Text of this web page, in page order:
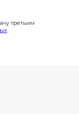
третьим
.